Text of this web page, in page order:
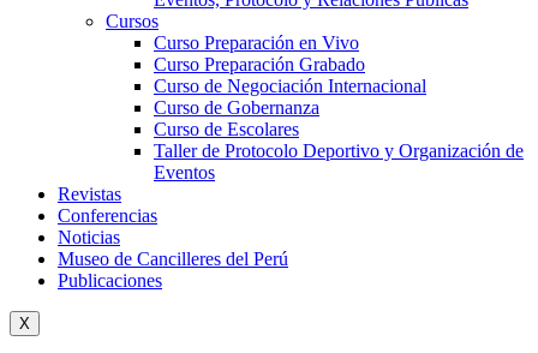
Cursos
Curso Preparación en Vivo
Curso Preparación Grabado
Curso de Negociación Internacional
Curso de Gobernanza
Curso de Escolares
Taller de Protocolo Deportivo y Organización de
Eventos
Revistas
Conferencias
Noticias
Museo de Cancilleres del Perú
Publicaciones
X